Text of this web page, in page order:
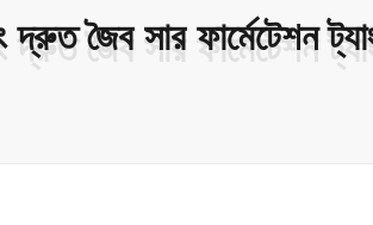
জৈব সার ফার্মেটেশন
জৈব সার ফার্মেটেশন